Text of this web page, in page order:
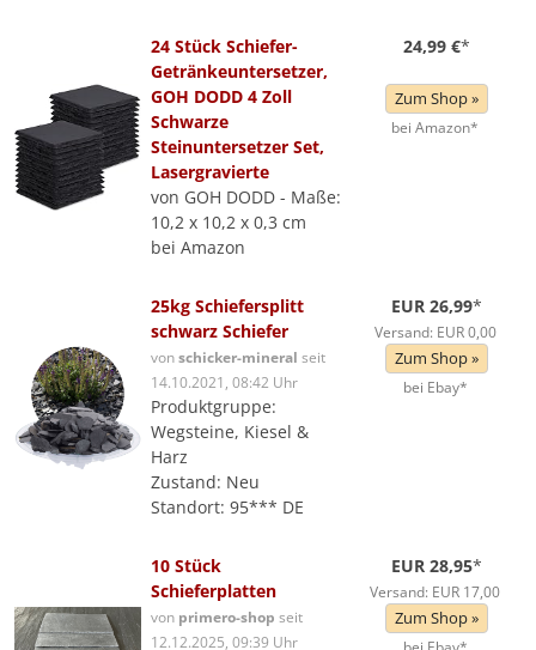
24 Stück Schiefer-
Getränkeuntersetzer,
GOH DODD 4 Zoll
Schwarze
Steinuntersetzer Set,
Lasergravierte
von GOH DODD - Maße:
10,2 x 10,2 x 0,3 cm
bei Amazon
24,99 €*
Zum Shop »
bei Amazon*
25kg Schiefersplitt
schwarz Schiefer
vonschicker-mineral seit
14.10.2021, 08:42 Uhr
Produktgruppe:
Wegsteine, Kiesel &
Harz
Zustand: Neu
Standort: 95*** DE
EUR 26,99*
Versand: EUR 0,00
Zum Shop »
bei Ebay*
10 Stück
Schieferplatten
von primero-shop seit
12.12.2025, 09:39 Uhr
EUR 28,95*
Versand: EUR 17,00
Zum Shop »